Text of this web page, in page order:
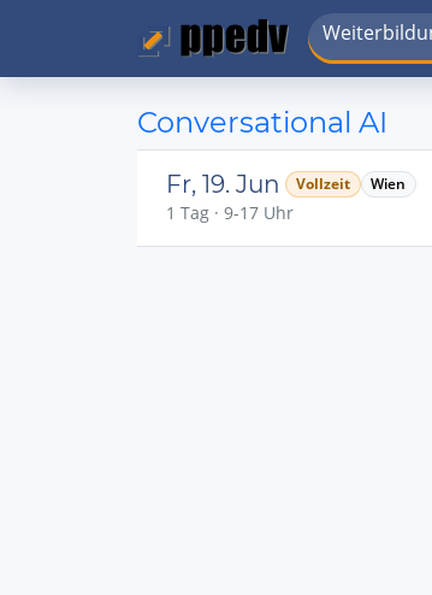
Conversational AI
Fr, 19. Jun Vollzeit Wien
1 Tag · 9-17 Uhr